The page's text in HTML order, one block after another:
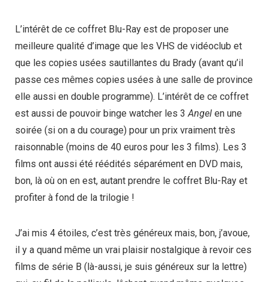
L’intérêt de ce coffret Blu-Ray est de proposer une
meilleure qualité d’image que les VHS de vidéoclub et
que les copies usées sautillantes du Brady (avant qu’il
passe ces mêmes copies usées à une salle de province
elle aussi en double programme). L’intérêt de ce coffret
est aussi de pouvoir binge watcher les 3Angel en une
soirée (si on a du courage) pour un prix vraiment très
raisonnable (moins de 40 euros pour les 3 films). Les 3
films ont aussi été réédités séparément en DVD mais,
bon, là où on en est, autant prendre le coffret Blu-Ray et
profiter à fond de la trilogie !
J’ai mis 4 étoiles, c’est très généreux mais, bon, j’avoue,
il y a quand même un vrai plaisir nostalgique à revoir ces
films de série B (là-aussi, je suis généreux sur la lettre)